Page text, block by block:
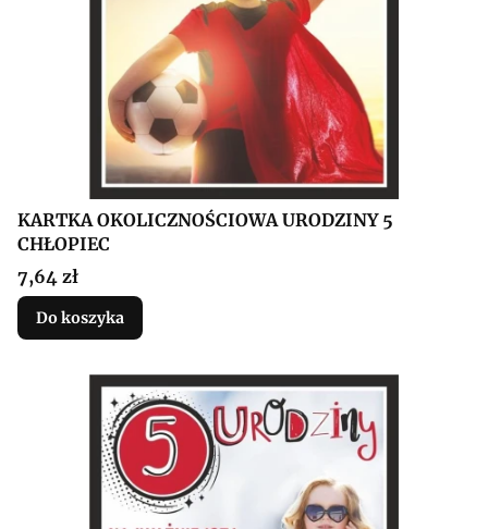
KARTKA OKOLICZNOŚCIOWA URODZINY 5
CHŁOPIEC
Cena
7,64 zł
Do koszyka